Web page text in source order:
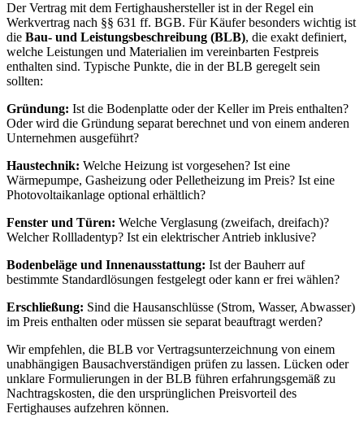
Der Vertrag mit dem Fertighaushersteller ist in der Regel ein
Werkvertrag nach §§ 631 ff. BGB. Für Käufer besonders wichtig ist
die Bau- und Leistungsbeschreibung (BLB), die exakt definiert,
welche Leistungen und Materialien im vereinbarten Festpreis
enthalten sind. Typische Punkte, die in der BLB geregelt sein
sollten:
Gründung: Ist die Bodenplatte oder der Keller im Preis enthalten?
Oder wird die Gründung separat berechnet und von einem anderen
Unternehmen ausgeführt?
Haustechnik: Welche Heizung ist vorgesehen? Ist eine
Wärmepumpe, Gasheizung oder Pelletheizung im Preis? Ist eine
Photovoltaikanlage optional erhältlich?
Fenster und Türen: Welche Verglasung (zweifach, dreifach)?
Welcher Rollladentyp? Ist ein elektrischer Antrieb inklusive?
Bodenbeläge und Innenausstattung: Ist der Bauherr auf
bestimmte Standardlösungen festgelegt oder kann er frei wählen?
Erschließung: Sind die Hausanschlüsse (Strom, Wasser, Abwasser)
im Preis enthalten oder müssen sie separat beauftragt werden?
Wir empfehlen, die BLB vor Vertragsunterzeichnung von einem
unabhängigen Bausachverständigen prüfen zu lassen. Lücken oder
unklare Formulierungen in der BLB führen erfahrungsgemäß zu
Nachtragskosten, die den ursprünglichen Preisvorteil des
Fertighauses aufzehren können.